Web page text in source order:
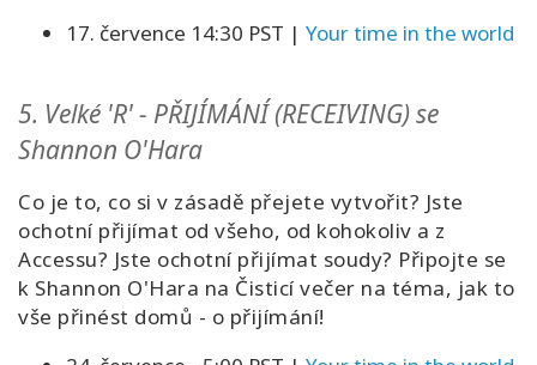
17. července 14:30 PST | Your time in the world
5. Velké 'R' - PŘIJÍMÁNÍ (RECEIVING) se
Shannon O'Hara
Co je to, co si v zásadě přejete vytvořit? Jste
ochotní přijímat od všeho, od kohokoliv a z
Accessu? Jste ochotní přijímat soudy? Připojte se
k Shannon O'Hara na Čisticí večer na téma, jak to
vše přinést domů - o přijímání!